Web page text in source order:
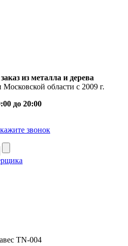
из металла и дерева
области с 2009 г.
до 20:00
звонок
TN-004